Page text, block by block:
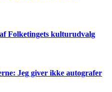
Folketingets kulturudvalg
Jeg giver ikke autografer